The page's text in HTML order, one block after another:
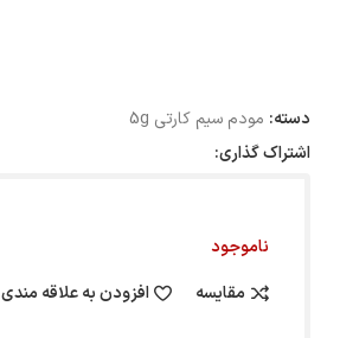
دسته: مودم سیم کارتی 5g
اشتراک گذاری:
ناموجود
مقایسه
افزودن به علاقه مندی